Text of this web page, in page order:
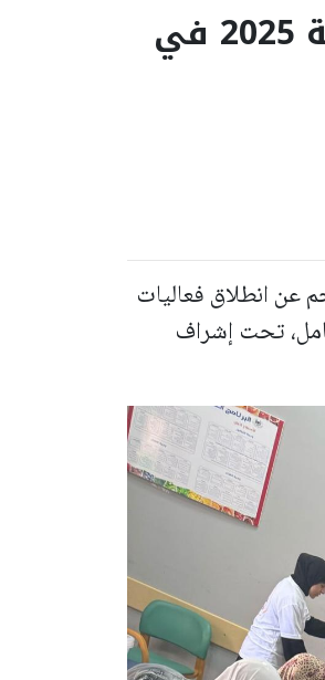
انطلاق فعاليات يوم الأعمال الخيرية 2025 في
عن انطلاق فعاليات
أسبوع كامل، تحت إشراف